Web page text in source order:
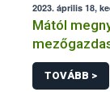
2023. április 18,
Mától
TOVÁBB >